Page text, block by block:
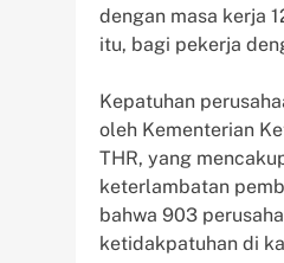
dengan masa kerja
itu, bagi pekerja
Kepatuhan
oleh Kementerian
THR, yang
keterlambatan
bahwa 903
ketidakpatuhan di